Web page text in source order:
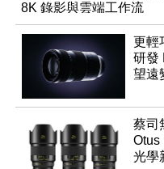
8K 錄影與雲端工作流
更輕
研發
望遠
蔡司
Otus
光學